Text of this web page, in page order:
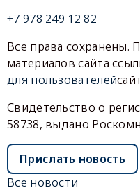
+7 978 249 12 82
Все права сохранены.
материалов сайта
для пользователей
Свидетельство о
58738, выдано
Прислать новость
Все новости